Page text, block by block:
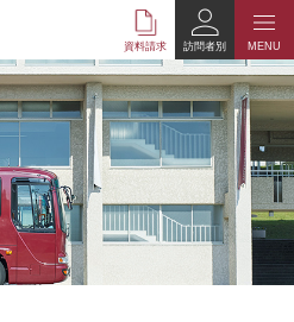
資料請求 MENU
訪問者別